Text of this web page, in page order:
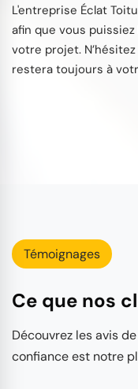
L'entreprise Éclat
afin que vous
votre projet.
restera toujours à
Témoignages
Ce que nos
Découvrez les avis
confiance est notre